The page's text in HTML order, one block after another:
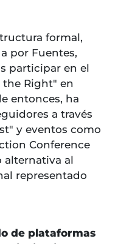
formal,
por Fuentes,
participar en el
Right" en
entonces, ha
a través
y eventos como
Conference
alternativa al
representado
de plataformas